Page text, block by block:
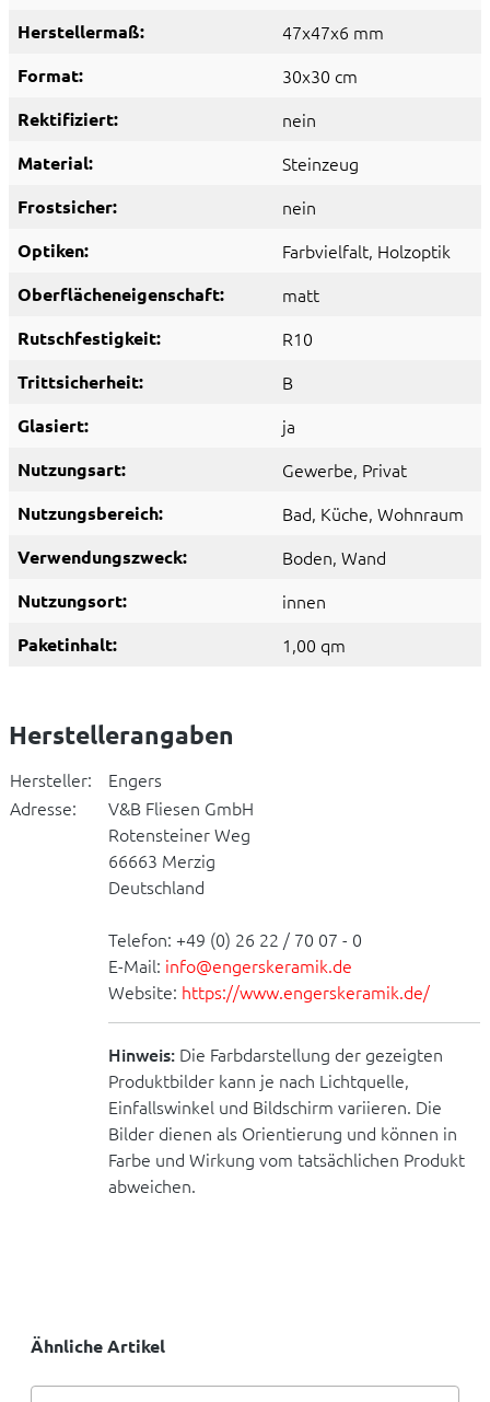
Herstellermaß: 47x47x6 mm
Format: 30x30 cm
Rektifiziert: nein
Material: Steinzeug
Frostsicher: nein
Optiken: Farbvielfalt, Holzoptik
Oberflächeneigenschaft: matt
Rutschfestigkeit: R10
Trittsicherheit: B
Glasiert: ja
Nutzungsart: Gewerbe, Privat
Nutzungsbereich: Bad, Küche, Wohnraum
Verwendungszweck: Boden, Wand
Nutzungsort: innen
Paketinhalt: 1,00 qm
Herstellerangaben
Hersteller:
Engers
Adresse:
V&B Fliesen GmbH
Rotensteiner Weg
66663 Merzig
Deutschland
Telefon: +49 (0) 26 22 / 70 07 - 0
E-Mail: info@engerskeramik.de
Website: https://www.engerskeramik.de/
Hinweis: Die Farbdarstellung der gezeigten
Produktbilder kann je nach Lichtquelle,
Einfallswinkel und Bildschirm variieren. Die
Bilder dienen als Orientierung und können in
Farbe und Wirkung vom tatsächlichen Produkt
abweichen.
Ähnliche Artikel